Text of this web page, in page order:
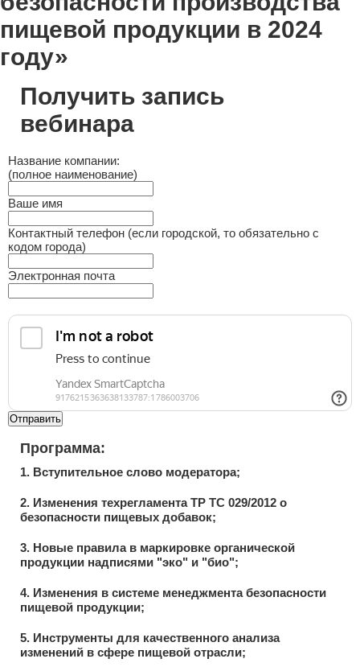
пищевой продукции в 2024
году»
Получить запись
вебинара
Название компании:
(полное наименование)
Ваше имя
Контактный телефон (если городской, то обязательно с
кодом города)
Электронная почта
Отправить
Программа:
1. Вступительное слово модератора;
2. Изменения техрегламента ТР ТС 029/2012 о
безопасности пищевых добавок;
3. Новые правила в маркировке органической
продукции надписями "эко" и "био";
4. Изменения в системе менеджмента безопасности
пищевой продукции;
5. Инструменты для качественного анализа
изменений в сфере пищевой отрасли;